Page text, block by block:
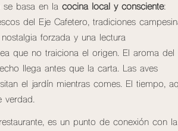
se basa en la cocina local y consciente:
del Eje Cafetero, tradiciones
forzada y una lectura
que no traiciona el origen. El aroma del
llega antes que la carta. Las aves
el jardín mientras comes. El tiempo,
verdad.
es un punto de conexión con la